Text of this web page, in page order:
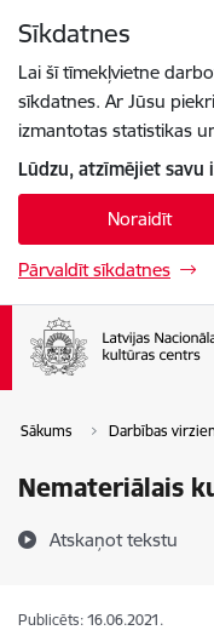
Sīkdatnes
Lai šī tīmekļvietne
sīkdatnes. Ar Jūsu
izmantotas statistikas
Lūdzu, atzīmējiet savu
Noraidīt
Pārvaldīt sīkdatnes
Sākums Darbības
Nemateriālais
Atskaņot tekstu
Publicēts: 16.06.2021.